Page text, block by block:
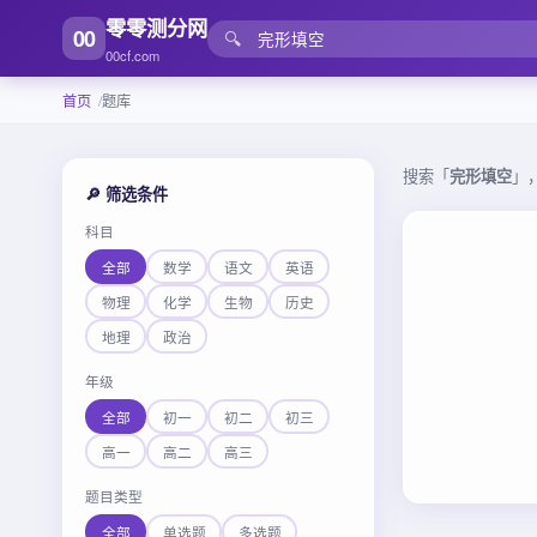
00 零零测分网
00cf.com
🔍
首页 题库
🔎 筛选条件
科目
全部
数学 语文
英语
物理
化学 生物
历史
地理
政治
年级
全部
初一 初二
初三
高一
高二 高三
题目类型
全部
单选题 多选题
搜索「完形填空」